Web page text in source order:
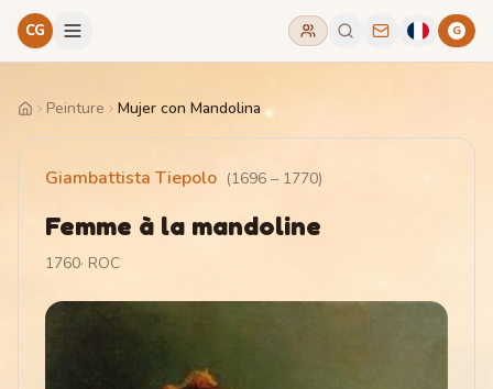
CG G
HomePeinture Mujer con Mandolina
Giambattista Tiepolo (1696 – 1770)
Femme à la mandoline
1760· ROC